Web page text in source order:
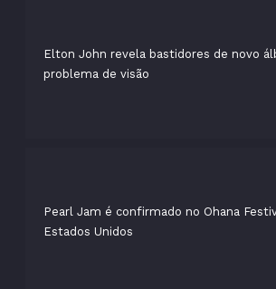
Elton John revela bastidores de novo
problema de visão
Pearl Jam é confirmado no Ohana
Estados Unidos